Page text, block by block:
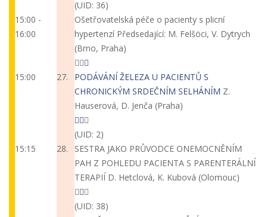
(UID: 36)
15:00 -
16:00
Ošetřovatelská péče o pacienty s plicní
hypertenzí Předsedající: M. Felšöci, V. Dytrych
(Brno, Praha)
15:00 27.
PODÁVÁNÍ ŽELEZA U PACIENTŮ S
CHRONICKÝM SRDEČNÍM SELHÁNÍM Z.
Hauserová, D. Jenča (Praha)
(UID: 2)
15:15
28.
SESTRA JAKO PRŮVODCE ONEMOCNĚNÍM
PAH Z POHLEDU PACIENTA S PARENTERÁLNÍ
TERAPIÍ D. Hetclová, K. Kubová (Olomouc)
(UID: 38)